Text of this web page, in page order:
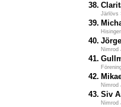
38.
Järlövs
39.
40.
Nimrod
41.
42.
Nimrod
43. Siv
Nimrod